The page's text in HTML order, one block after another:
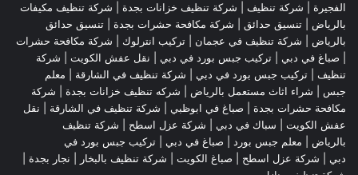
الفجيرة
شركة تنظيف شركة تنظيف خزانات بجدة
شركة تنظيف مكيفات
بالرياض
تنسيق حدائق شركة مكافحة حشرات بجدة
تنسيق حدائق
بالرياض
شركة تنظيف في عجمان | تركيب انترلوك | شركة مكافحة حشرات
صباغ في دبي تركيب جبس بورد في دبي نقل عفش الكويت
شركة
تنظيف
تركيب جبس بورد في دبي شركة تنظيف في الشارقة
معلم
جبس
شراء اثاث مستعمل بالرياض شركه تنظيف خزانات بجدة
شركة
مكافحة حشرات بجدة
صباغ في ابوظبي شركة تنظيف في الشارقة
نقل
عفش الكويت | سباك في دبي | شركة عزل اسطح
شركة تنظيف
بالرياض
معلم جبس بورد صباغ في دبي
تركيب جبس بورد في
دبي
شركة عزل اسطح صباغ الكويت شركة تنظيف بالبخار نجار بجدة